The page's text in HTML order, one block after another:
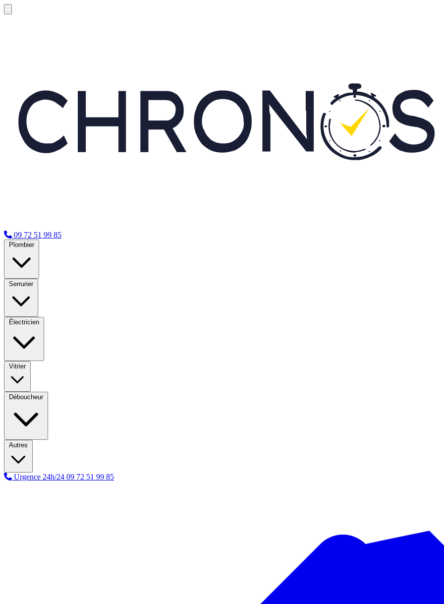
09 72 51 99 85
Plombier
Serrurier
Électricien
Vitrier
Déboucheur
Autres
Urgence 24h/24 09 72 51 99 85